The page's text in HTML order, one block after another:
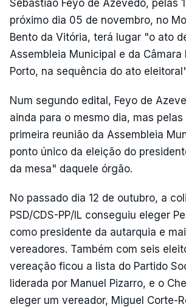
Sebastião Feyo de Azevedo, pelas
próximo dia 05 de novembro, no
Bento da Vitória, terá lugar "o ato
Assembleia Municipal e da Câmara
Porto, na sequência do ato
Num segundo edital, Feyo de
ainda para o mesmo dia, mas pelas
primeira reunião da Assembleia
ponto único da eleição do
da mesa" daquele órgão.
No passado dia 12 de outubro, a
PSD/CDS-PP/IL conseguiu eleger
como presidente da autarquia e
vereadores. Também com seis
vereação ficou a lista do Partido
liderada por Manuel Pizarro, e o
eleger um vereador, Miguel Corte-